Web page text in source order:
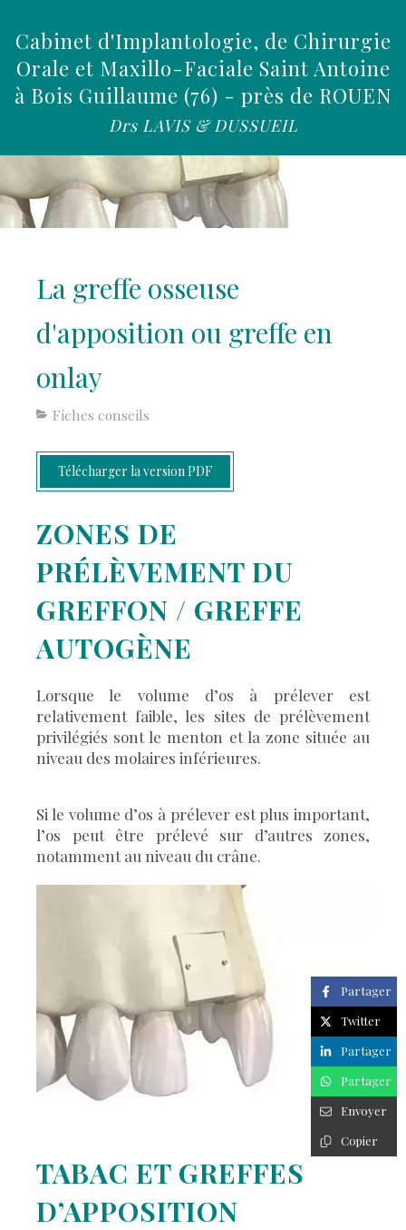
Cabinet d'Implantologie, de Chirurgie
Orale et Maxillo-Faciale Saint Antoine
à Bois Guillaume (76) - près de ROUEN
Drs LAVIS & DUSSUEIL
La greffe osseuse
d'apposition ou greffe en
onlay
Fiches conseils
Télécharger la version PDF
ZONES DE
PRÉLÈVEMENT DU
GREFFON / GREFFE
AUTOGÈNE
Lorsque le volume d’os à prélever est
relativement faible, les sites de prélèvement
privilégiés sont le menton et la zone située au
niveau des molaires inférieures.
Si le volume d’os à prélever est plus important,
l’os peut être prélevé sur d’autres zones,
notamment au niveau du crâne.
TABAC ET GREFFES
D’APPOSITION
Partager
Twitter
Partager
Partager
Envoyer
Copier